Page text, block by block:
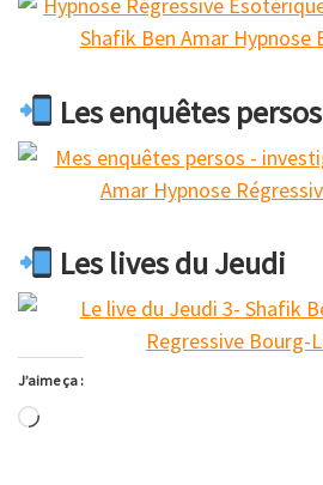
Les enquêtes persos
Les lives du Jeudi
J’aime ça :
Chargement…